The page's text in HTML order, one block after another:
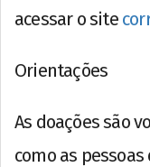
acessar o site
Orientações
As doações são
como as